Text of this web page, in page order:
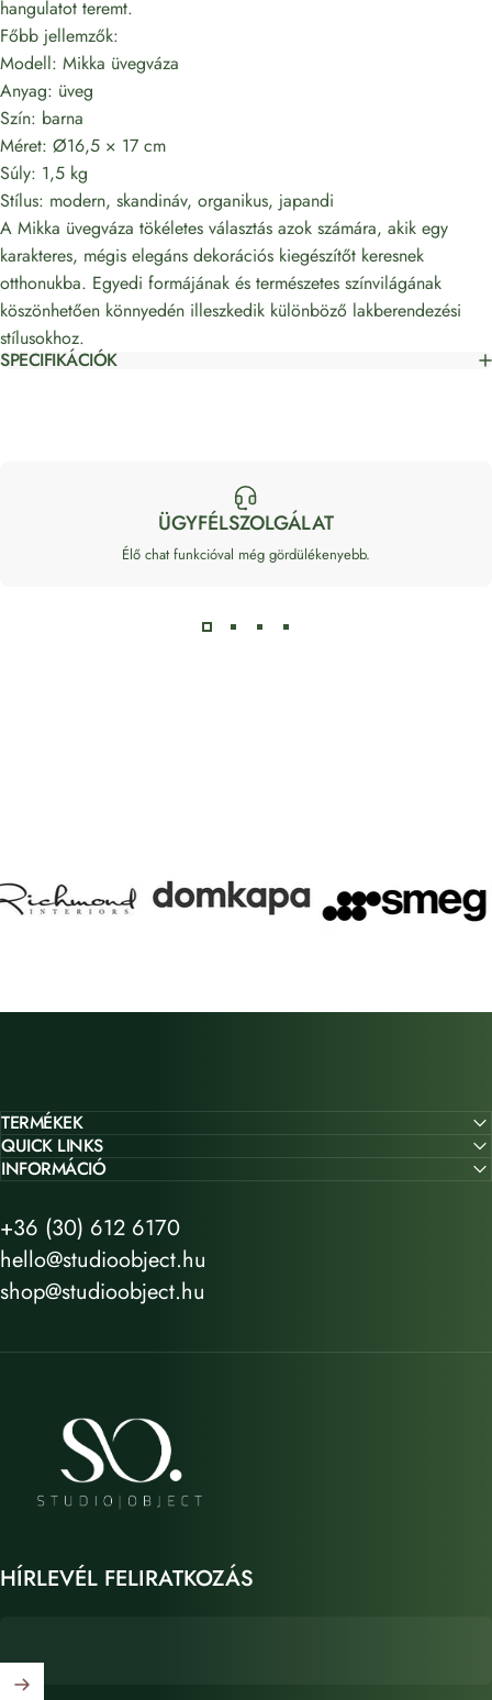
hangulatot teremt.
Főbb jellemzők:
Modell: Mikka üvegváza
Anyag: üveg
Szín: barna
Méret: Ø16,5 × 17 cm
Súly: 1,5 kg
Stílus: modern, skandináv, organikus, japandi
A Mikka üvegváza tökéletes választás azok számára, akik egy
karakteres, mégis elegáns dekorációs kiegészítőt keresnek
otthonukba. Egyedi formájának és természetes színvilágának
köszönhetően könnyedén illeszkedik különböző lakberendezési
stílusokhoz.
SPECIFIKÁCIÓK
ÜGYFÉLSZOLGÁLAT
Élő chat funkcióval még gördülékenyebb.
TERMÉKEK
QUICK LINKS
INFORMÁCIÓ
+36 (30) 612 6170
hello@studioobject.hu
shop@studioobject.hu
STUDIO OBJECT
HÍRLEVÉL FELIRATKOZÁS